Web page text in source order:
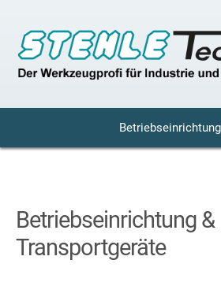
Betriebseinrichtung &
Transportgeräte